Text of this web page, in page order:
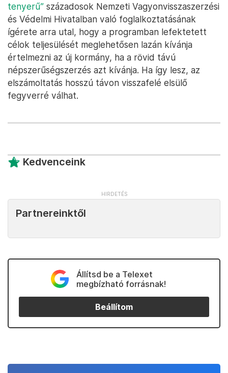
tenyerű” századosok Nemzeti Vagyonvisszaszerzési
és Védelmi Hivatalban való foglalkoztatásának
ígérete arra utal, hogy a programban lefektetett
célok teljesülését meglehetősen lazán kívánja
értelmezni az új kormány, ha a rövid távú
népszerűségszerzés azt kívánja. Ha így lesz, az
elszámoltatás hosszú távon visszafelé elsülő
fegyverré válhat.
Kedvenceink
Partnereinktől
Állítsd be a Telexet
megbízható forrásnak!
Beállítom